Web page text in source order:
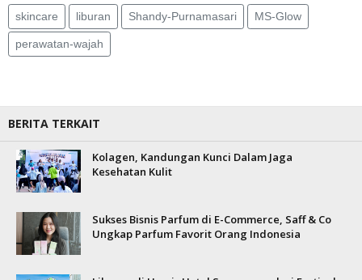
skincare liburan Shandy-Purnamasari MS-Glow
perawatan-wajah
BERITA TERKAIT
Kolagen, Kandungan Kunci Dalam Jaga
Kesehatan Kulit
Sukses Bisnis Parfum di E-Commerce, Saff & Co
Ungkap Parfum Favorit Orang Indonesia